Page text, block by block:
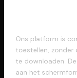
Ons platform is
toestellen, zonder
te downloaden.
aan het